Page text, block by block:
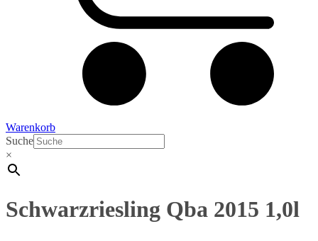
Warenkorb
Suche
×
Schwarzriesling Qba 2015 1,0l